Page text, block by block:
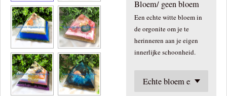
Bloem/ geen bloem
Een echte witte bloem in
de orgonite om je te
herinneren aan je eigen
innerlijke schoonheid.